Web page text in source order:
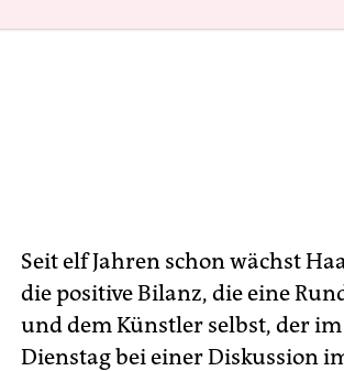
Seit elf Jahren schon wächst
die positive Bilanz, die eine
und dem Künstler selbst, der
Dienstag bei einer Diskussion